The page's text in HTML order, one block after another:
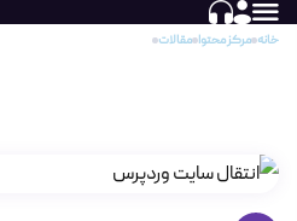
خانه مرکز محتوا مقالات